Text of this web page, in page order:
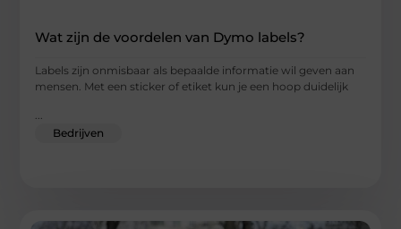
Wat zijn de voordelen van Dymo labels?
Labels zijn onmisbaar als bepaalde informatie wil geven aan
mensen. Met een sticker of etiket kun je een hoop duidelijk
...
Bedrijven